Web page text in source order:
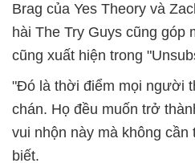
Brag của Yes Theory và
hài The Try Guys cũng góp
cũng xuất hiện trong
"Đó là thời điểm mọi người
chán. Họ đều muốn trở
vui nhộn này mà không cần
biết.